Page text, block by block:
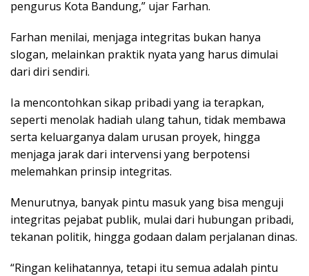
pengurus Kota Bandung,” ujar Farhan.
Farhan menilai, menjaga integritas bukan hanya
slogan, melainkan praktik nyata yang harus dimulai
dari diri sendiri.
Ia mencontohkan sikap pribadi yang ia terapkan,
seperti menolak hadiah ulang tahun, tidak membawa
serta keluarganya dalam urusan proyek, hingga
menjaga jarak dari intervensi yang berpotensi
melemahkan prinsip integritas.
Menurutnya, banyak pintu masuk yang bisa menguji
integritas pejabat publik, mulai dari hubungan pribadi,
tekanan politik, hingga godaan dalam perjalanan dinas.
“Ringan kelihatannya, tetapi itu semua adalah pintu